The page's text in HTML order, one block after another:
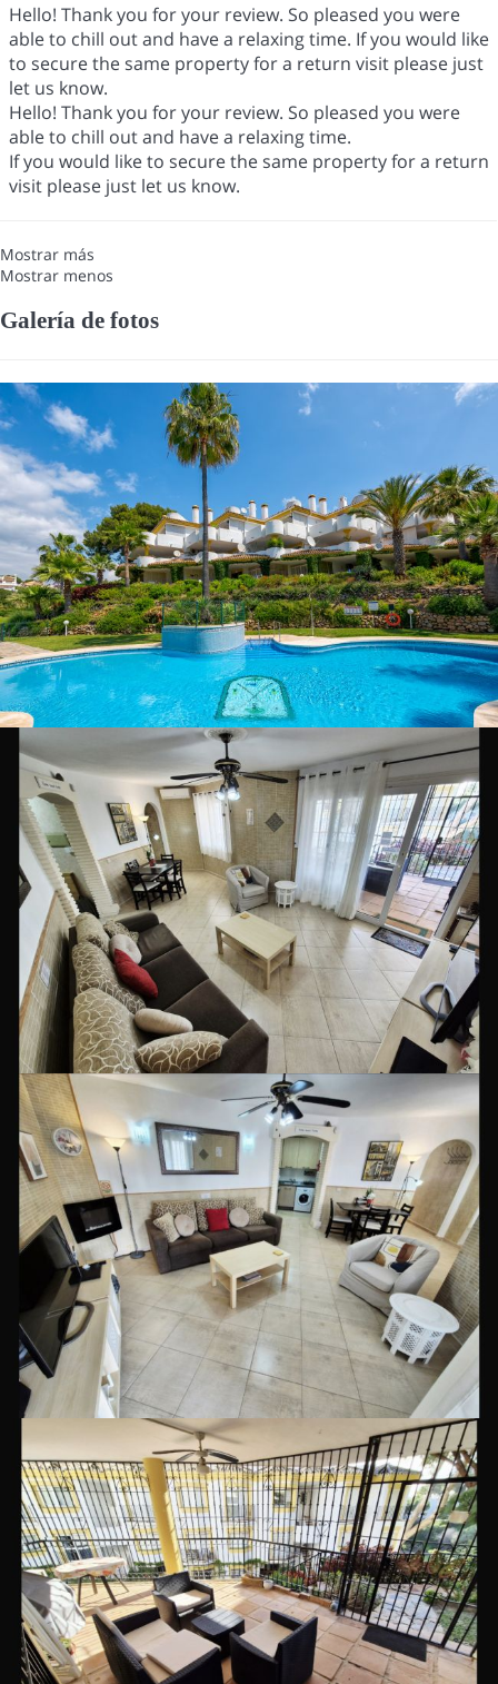
Hello! Thank you for your review. So pleased you were
able to chill out and have a relaxing time. If you would like
to secure the same property for a return visit please just
let us know.
Hello! Thank you for your review. So pleased you were
able to chill out and have a relaxing time.
If you would like to secure the same property for a return
visit please just let us know.
Mostrar más
Mostrar menos
Galería de fotos